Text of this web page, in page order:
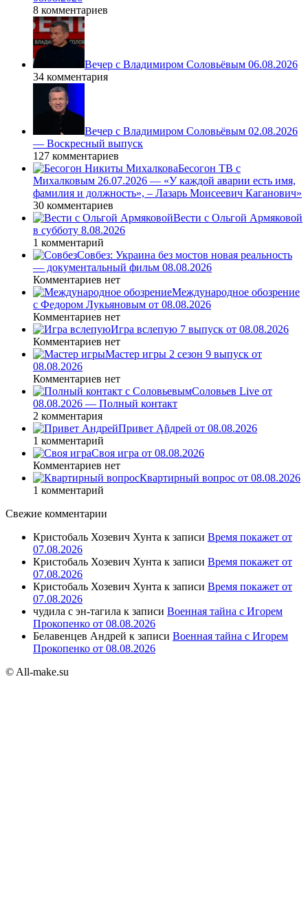
8 комментариев
Вечер с Владимиром Соловьёвым 06.08.2026
34 комментария
Вечер с Владимиром Соловьёвым 02.08.2026
— Воскресный выпуск
127 комментариев
Бесогон ТВ с
Михалковым 26.07.2026 — «У каждой аварии есть имя,
фамилия и должность», – Лазарь Моисеевич Каганович»
30 комментариев
Вести с Ольгой Армяковой
в субботу 8.08.2026
1 комментарий
Совбез: Украина без мостов новая реальность
— документальный фильм 08.08.2026
Комментариев нет
Международное обозрение
с Федором Лукьяновым от 08.08.2026
Комментариев нет
Игра вслепую 7 выпуск от 08.08.2026
Комментариев нет
Мастер игры 2 сезон 9 выпуск от
08.08.2026
Комментариев нет
Соловьев Live от
08.08.2026 — Полный контакт
2 комментария
Привет Ąñдpей от 08.08.2026
1 комментарий
Своя игра от 08.08.2026
Комментариев нет
Квартирный вопрос от 08.08.2026
1 комментарий
Свежие комментарии
Кристобаль Хозевич Хунта к записи Время покажет от
07.08.2026
Кристобаль Хозевич Хунта к записи Время покажет от
07.08.2026
Кристобаль Хозевич Хунта к записи Время покажет от
07.08.2026
чудила с эн-тагила к записи Военная тайна с Игорем
Прокопенко от 08.08.2026
Белавенцев Андрей к записи Военная тайна с Игорем
Прокопенко от 08.08.2026
© All-make.su